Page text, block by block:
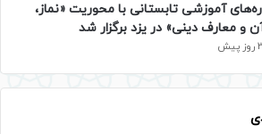
آموزشی تابستانی با محوریت «نماز،
و معارف دینی» در یزد برگزار شد
پیش